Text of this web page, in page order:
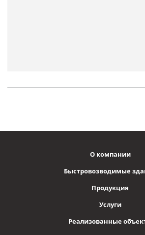
О компании
Быстровозводимые
Продукция
Услуги
Реализованные